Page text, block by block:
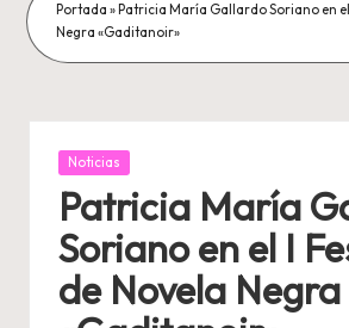
Portada » Patricia María Gallardo Soriano en
Negra «Gaditanoir»
Publicada
Noticias
Patricia María
Soriano en el I
de Novela Negra